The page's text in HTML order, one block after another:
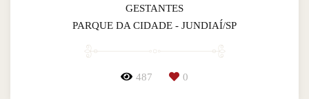
GESTANTES
PARQUE DA CIDADE - JUNDIAÍ/SP
487 0